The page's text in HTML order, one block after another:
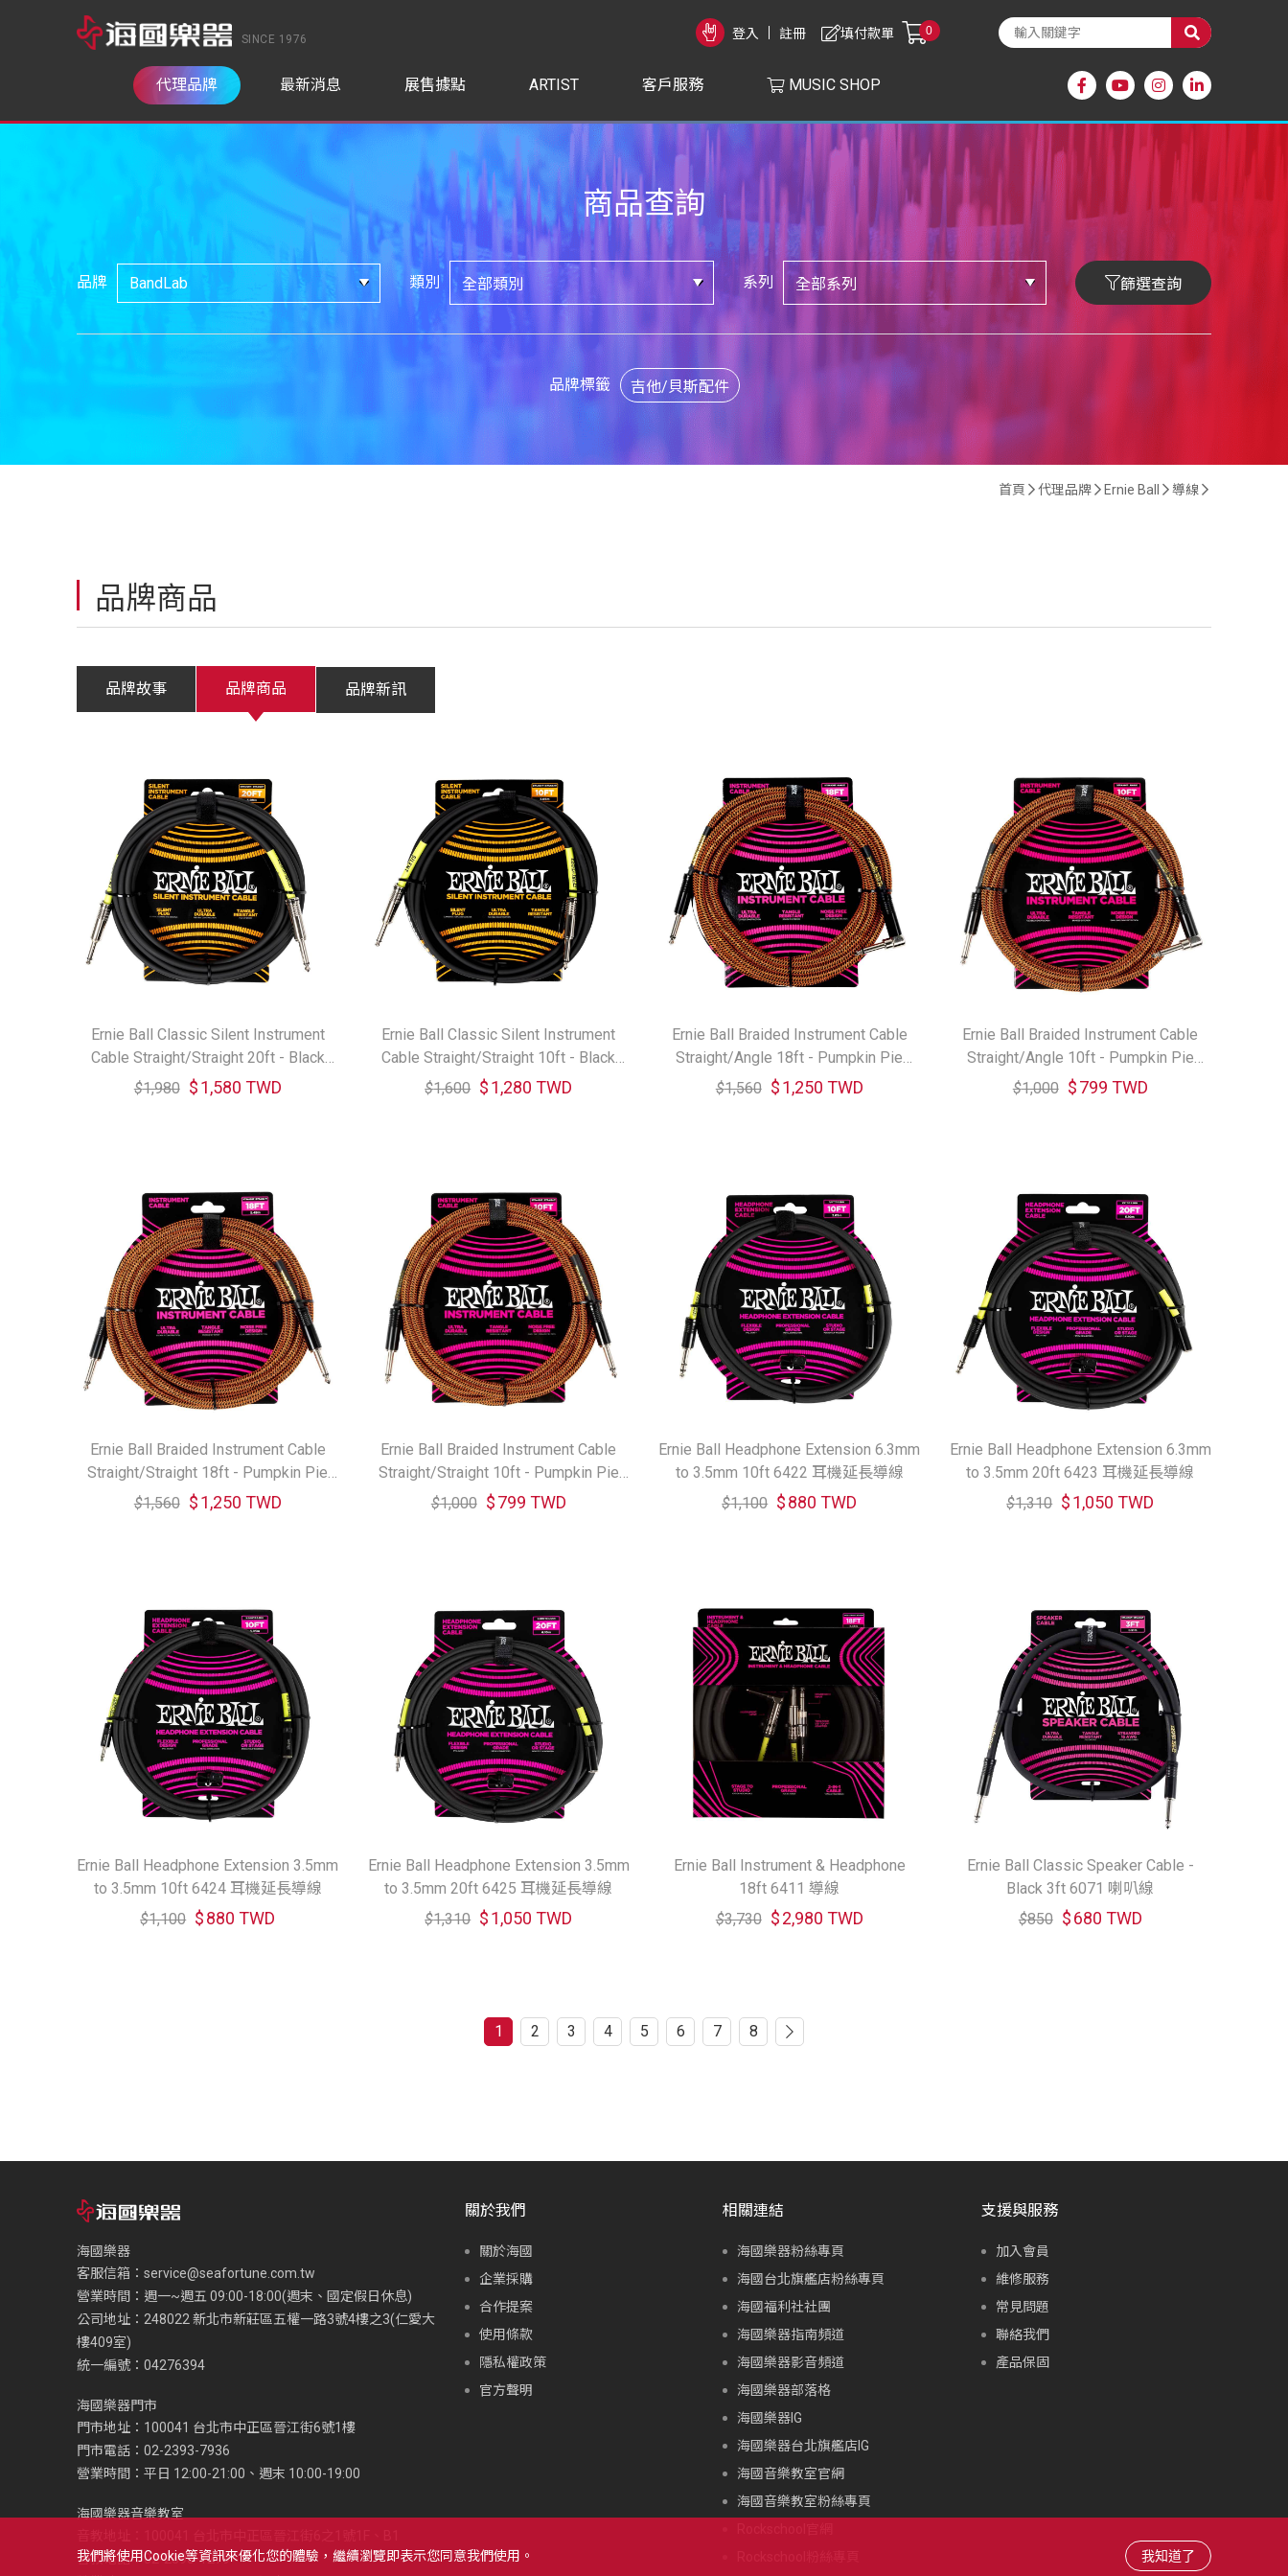
SINCE 1976 登入 註冊 0
填付款單
代理品牌 最新消息 展售據點 ARTIST 客戶服務 MUSIC SHOP
商品查詢
品牌 類別 系列 篩選查詢
品牌標籤 吉他/貝斯配件
首頁 代理品牌 Ernie Ball 導線
品牌商品
品牌故事 品牌商品 品牌新訊
Ernie Ball Classic Silent Instrument
Cable Straight/Straight 20ft - Black
6473 樂器導線
$1,980 $1,580 TWD
Ernie Ball Classic Silent Instrument
Cable Straight/Straight 10ft - Black
6472 樂器導線
$1,600 $1,280 TWD
Ernie Ball Braided Instrument Cable
Straight/Angle 18ft - Pumpkin Pie
6471 樂器導線
$1,560 $1,250 TWD
Ernie Ball Braided Instrument Cable
Straight/Angle 10ft - Pumpkin Pie
6470 樂器導線
$1,000 $799 TWD
Ernie Ball Braided Instrument Cable
Straight/Straight 18ft - Pumpkin Pie
6469 樂器導線
$1,560 $1,250 TWD
Ernie Ball Braided Instrument Cable
Straight/Straight 10ft - Pumpkin Pie
6468 樂器導線
$1,000 $799 TWD
Ernie Ball Headphone Extension 6.3mm
to 3.5mm 10ft 6422 耳機延長導線
$1,100 $880 TWD
Ernie Ball Headphone Extension 6.3mm
to 3.5mm 20ft 6423 耳機延長導線
$1,310 $1,050 TWD
Ernie Ball Headphone Extension 3.5mm
to 3.5mm 10ft 6424 耳機延長導線
$1,100 $880 TWD
Ernie Ball Headphone Extension 3.5mm
to 3.5mm 20ft 6425 耳機延長導線
$1,310 $1,050 TWD
Ernie Ball Instrument & Headphone
18ft 6411 導線
$3,730 $2,980 TWD
Ernie Ball Classic Speaker Cable -
Black 3ft 6071 喇叭線
$850 $680 TWD
1 2 3 4 5 6 7 8
海國樂器
客服信箱： service@seafortune.com.tw
營業時間：週一~週五 09:00-18:00(週末、國定假日休息)
公司地址：248022 新北市新莊區五權一路3號4樓之3(仁愛大
樓409室)
統一編號：04276394
海國樂器門市
門市地址：100041 台北市中正區晉江街6號1樓
門市電話：02-2393-7936
營業時間：平日 12:00-21:00、週末 10:00-19:00
海國樂器音樂教室
音教電話：02-2393-1279
關於我們
關於海國
企業採購
合作提案
使用條款
隱私權政策
官方聲明
相關連結
海國樂器粉絲專頁
海國台北旗艦店粉絲專頁
海國福利社社團
海國樂器指南頻道
海國樂器影音頻道
海國樂器部落格
海國樂器IG
海國樂器台北旗艦店IG
海國音樂教室官網
海國音樂教室粉絲專頁
支援與服務
加入會員
維修服務
常見問題
聯絡我們
產品保固
我們將使用cookie等資訊來優化您的體驗，繼續瀏覽即表示您同意我們使用。